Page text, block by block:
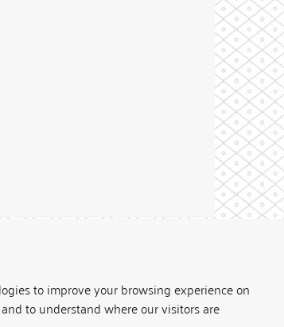
to improve your browsing experience on
to understand where our visitors are